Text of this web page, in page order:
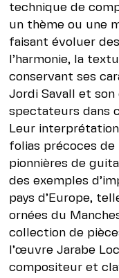
technique de
un thème ou une
faisant évoluer
l’harmonie, la
conservant ses
Jordi Savall et
spectateurs dans
Leur
folias précoces
pionnières de
des exemples
pays d’Europe,
ornées du
collection de
l’œuvre Jarabe
compositeur et